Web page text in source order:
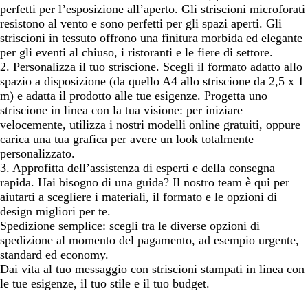
perfetti per l’esposizione all’aperto. Gli striscioni microforati
resistono al vento e sono perfetti per gli spazi aperti. Gli
striscioni in tessuto offrono una finitura morbida ed elegante
per gli eventi al chiuso, i ristoranti e le fiere di settore.
2. Personalizza il tuo striscione. Scegli il formato adatto allo
spazio a disposizione (da quello A4 allo striscione da 2,5 x 1
m) e adatta il prodotto alle tue esigenze. Progetta uno
striscione in linea con la tua visione: per iniziare
velocemente, utilizza i nostri modelli online gratuiti, oppure
carica una tua grafica per avere un look totalmente
personalizzato.
3. Approfitta dell’assistenza di esperti e della consegna
rapida. Hai bisogno di una guida? Il nostro team è qui per
aiutarti a scegliere i materiali, il formato e le opzioni di
design migliori per te.
Spedizione semplice: scegli tra le diverse opzioni di
spedizione al momento del pagamento, ad esempio urgente,
standard ed economy.
Dai vita al tuo messaggio con striscioni stampati in linea con
le tue esigenze, il tuo stile e il tuo budget.